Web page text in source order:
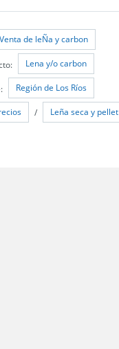
Venta de leÑa y carbon
Lena y/o carbon
Región de Los Ríos
/ Leña seca y pellet